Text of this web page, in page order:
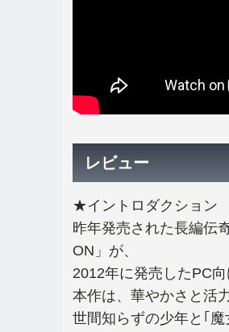
レビュー
★イントロダクション
昨年発売された長編伝
ON」が、
2012年に発売したPC
本作は、華やかさと活
世間知らずの少年と｢